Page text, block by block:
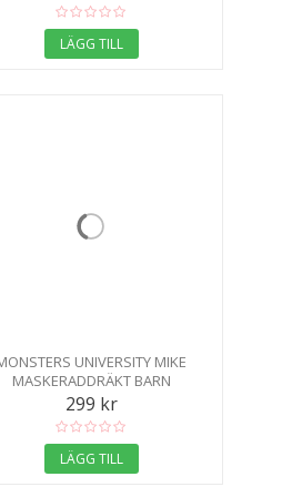
LÄGG TILL
UNIVERSITY MIKE
MASKERADDRÄKT BARN
299 kr
LÄGG TILL